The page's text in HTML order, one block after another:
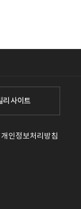
리 사이트
개인정보처리방침